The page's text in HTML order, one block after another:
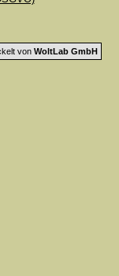
von WoltLab GmbH